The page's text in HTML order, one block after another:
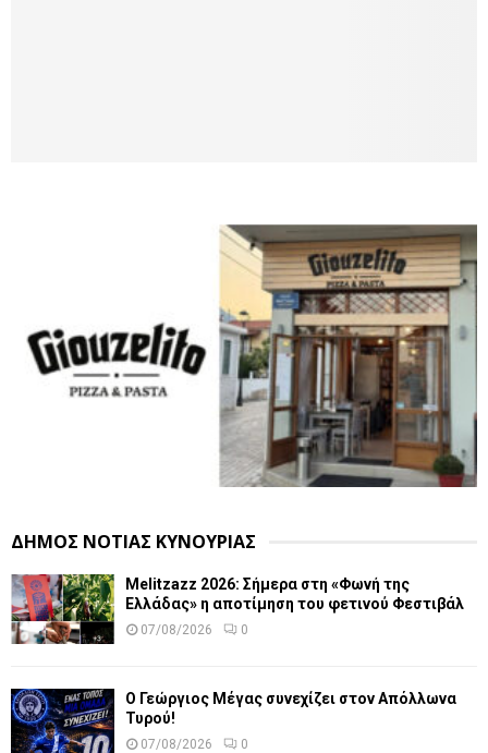
ΔΗΜΟΣ ΝΟΤΙΑΣ ΚΥΝΟΥΡΙΑΣ
Melitzazz 2026: Σήμερα στη «Φωνή της
Ελλάδας» η αποτίμηση του φετινού Φεστιβάλ
07/08/2026 0
Ο Γεώργιος Μέγας συνεχίζει στον Απόλλωνα
Τυρού!
07/08/2026 0